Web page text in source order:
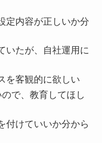
定内容が正しいか分
いたが、自社運用に
を客観的に欲しい
で、教育してほし
付けていいか分から